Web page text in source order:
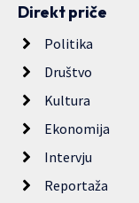
Direkt priče
Politika
Društvo
Kultura
Ekonomija
Intervju
Reportaža